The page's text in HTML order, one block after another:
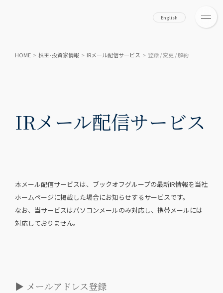
English
HOME > 株主·投資家情報 > IRメール配信サービス > 登録 / 変更 / 解約
IRメール配信サービス
本メール配信サービスは、ブックオフグループの最新IR情報を当社
ホームページに掲載した場合にお知らせするサービスです。
なお、当サービスはパソコンメールのみ対応し、携帯メールには
対応しておりません。
▶︎ メールアドレス登録